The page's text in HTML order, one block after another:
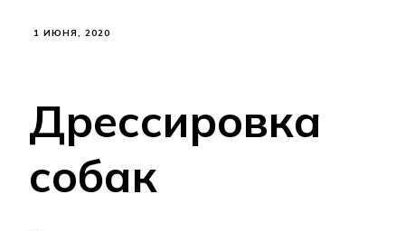
1 ИЮНЯ, 2020
Дрессировка
собак